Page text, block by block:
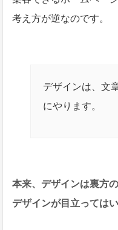
考え方が逆なのです。
デザインは、文
にやります。
本来、デザインは裏方の
デザインが目立っては